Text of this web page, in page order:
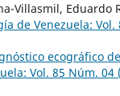
Villasmil, Eduardo
de Venezuela:
ecográfico
Vol. 85 Núm.